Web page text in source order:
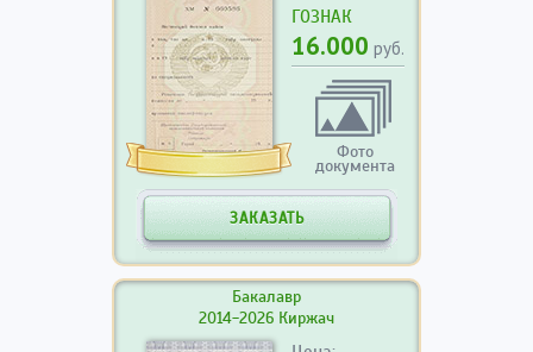
ГОЗНАК
16.000 руб.
Фото
документа
ЗАКАЗАТЬ
Бакалавр
2014-2026 Киржач